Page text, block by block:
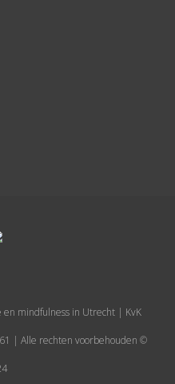
en mindfulness in Utrecht | KvK
| Alle rechten voorbehouden ©